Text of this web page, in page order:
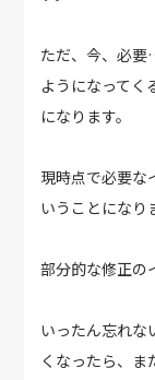
ただ、今、必
ようになってく
になります。
現時点で必要な
いうことになり
部分的な修正の
いったん忘れな
くなったら、ま